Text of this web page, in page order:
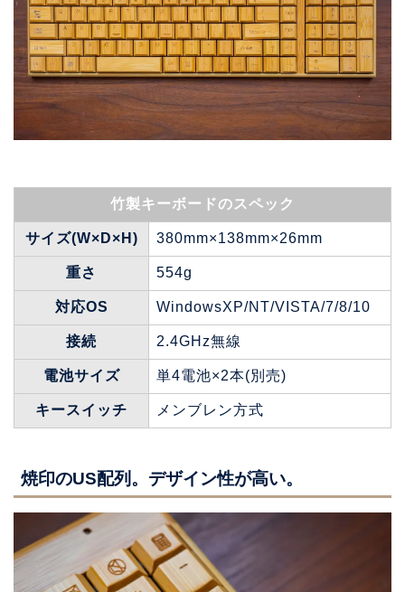
竹製キーボードのスペック
サイズ(W×D×H) 380mm×138mm×26mm
重さ 554g
対応OS WindowsXP/NT/VISTA/7/8/10
接続 2.4GHz無線
電池サイズ 単4電池×2本(別売)
キースイッチ メンブレン方式
焼印のUS配列。デザイン性が高い。